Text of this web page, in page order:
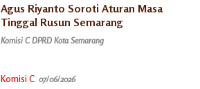
Agus Riyanto Soroti Aturan Masa
Tinggal Rusun Semarang
Komisi C DPRD Kota Semarang
Komisi C 07/06/2026